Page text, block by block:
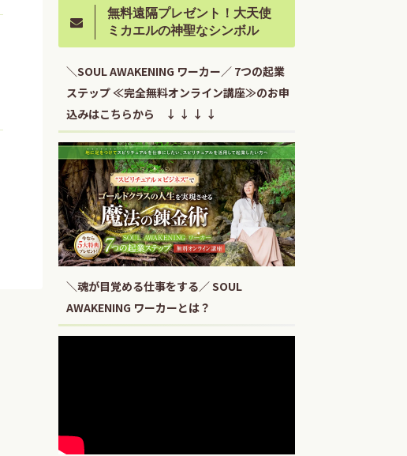
無料遠隔プレゼント！大天使
ミカエルの神聖なシンボル
＼SOUL AWAKENING ワーカー／ 7つの起業
ステップ ≪完全無料オンライン講座≫のお申
込みはこちらから ↓ ↓ ↓ ↓
＼魂が目覚める仕事をする／ SOUL
AWAKENING ワーカーとは？